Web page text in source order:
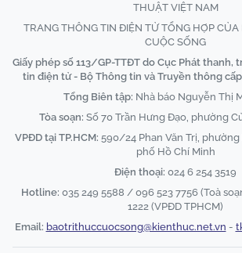
THUẬT VIỆT NAM
TRANG THÔNG TIN ĐIỆN TỬ TỔNG HỢP CỦA
CUỘC SỐNG
Giấy phép số 113/GP-TTĐT do Cục Phát thanh,
tin điện tử - Bộ Thông tin và Truyền thông
Tổng Biên tập: Nhà báo Nguyễn Thị
Tòa soạn: Số 70 Trần Hưng Đạo, phường
VPĐD tại TP.HCM: 590/24 Phan Văn Trị,
phố Hồ Chí Minh
Điện thoại: 024 6 254 3519
Hotline: 035 249 5588 / 096 523 7756 (Toà
1222 (VPĐD TPHCM)
Email: baotrithuccuocsong@kienthuc.net.vn -